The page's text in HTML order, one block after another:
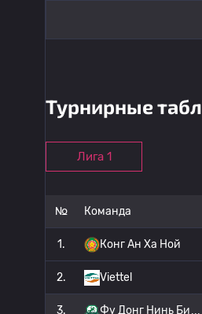
Турнирные
Лига 1
№ Команда
1. Конг Ан Ха Ной
2. Viettel
3. Фу Донг Нинь Би